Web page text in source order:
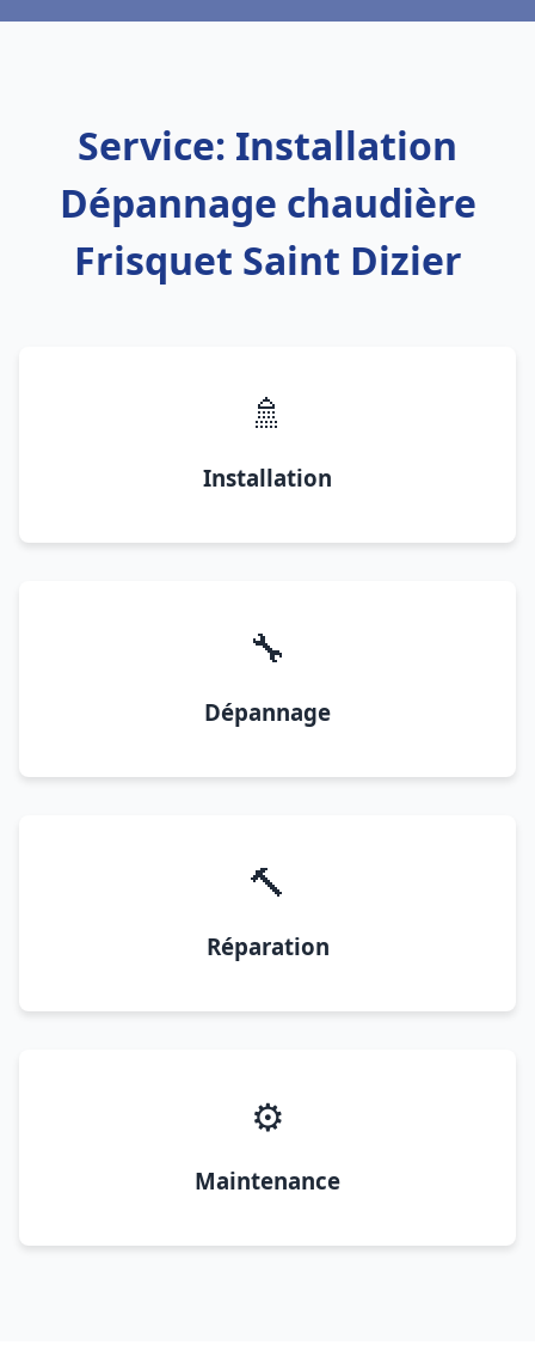
Service: Installation
Dépannage chaudière
Frisquet Saint Dizier
🚿
Installation
🔧
Dépannage
🔨
Réparation
⚙️
Maintenance